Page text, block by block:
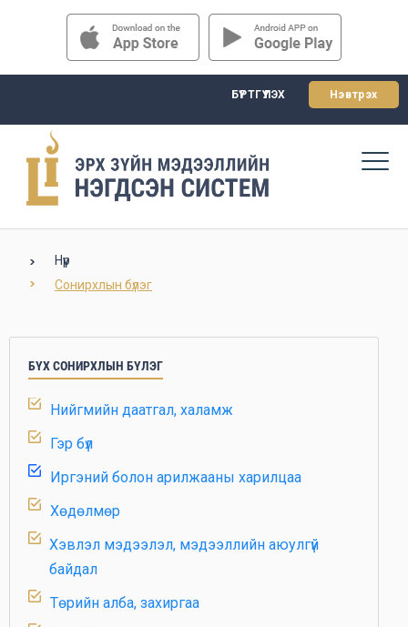
БҮРТГҮҮЛЭХ Нэвтрэх
Нүүр
Сонирхлын бүлэг
БҮХ СОНИРХЛЫН БҮЛЭГ
Нийгмийн даатгал, халамж
Гэр бүл
Иргэний болон арилжааны харилцаа
Хөдөлмөр
Хэвлэл мэдээлэл, мэдээллийн аюулгүй
байдал
Төрийн алба, захиргаа